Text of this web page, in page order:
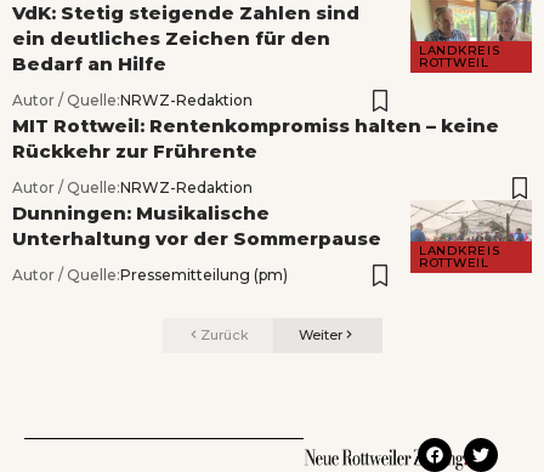
LANDKREIS
ROTTWEIL
VdK: Stetig steigende Zahlen sind
ein deutliches Zeichen für den
Bedarf an Hilfe
Autor / Quelle:NRWZ-Redaktion
MIT Rottweil: Rentenkompromiss halten – keine
Rückkehr zur Frührente
Autor / Quelle:NRWZ-Redaktion
LANDKREIS
ROTTWEIL
Dunningen: Musikalische
Unterhaltung vor der Sommerpause
Autor / Quelle:Pressemitteilung (pm)
Zurück Weiter